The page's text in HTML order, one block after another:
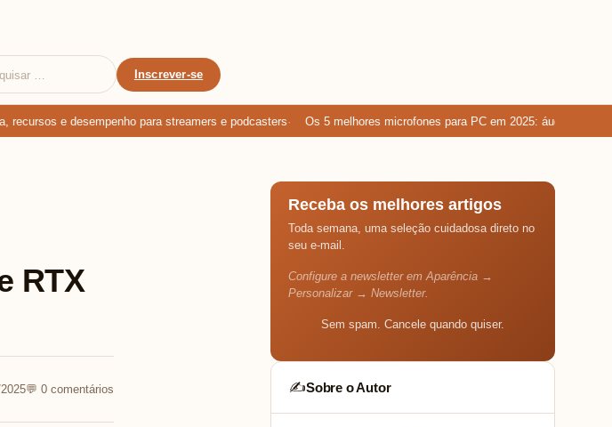
Inscrever-se
e desempenho para streamers e podcasters Os 5 melhores microfones para PC em 2025: áudio limpo para
RTX
💬 0 comentários
Receba os melhores artigos
Toda semana, uma seleção cuidadosa direto no
seu e-mail.
Configure a newsletter em Aparência →
Personalizar → Newsletter.
Sem spam. Cancele quando quiser.
✍️Sobre o Autor